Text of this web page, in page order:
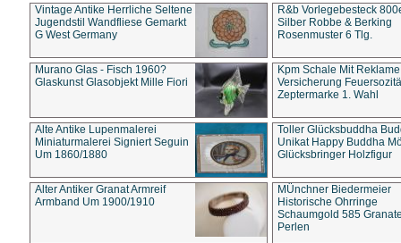
Vintage Antike Herrliche Seltene
Jugendstil Wandfliese Gemarkt
G West Germany
R&b Vorlegebesteck
Silber Robbe & Berking
Rosenmuster 6 Tlg.
Murano Glas - Fisch 1960?
Glaskunst Glasobjekt Mille Fiori
Kpm Schale Mit Reklame
Versicherung
Zeptermarke 1. Wahl
Alte Antike Lupenmalerei
Miniaturmalerei Signiert Seguin
Um 1860/1880
Toller Glücksbuddha
Unikat Happy Buddha
Glücksbringer Holzfigur
Alter Antiker Granat Armreif
Armband Um 1900/1910
MÜnchner Biedermeier
Historische Ohrringe
Schaumgold 585
Perlen